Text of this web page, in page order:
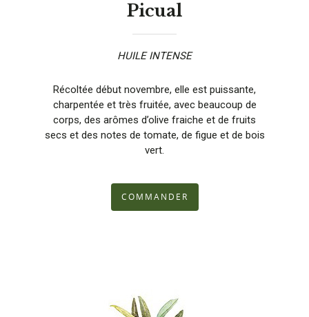
Picual
HUILE INTENSE
Récoltée début novembre, elle est puissante,
charpentée et très fruitée, avec beaucoup de
corps, des arômes d’olive fraiche et de fruits
secs et des notes de tomate, de figue et de bois
vert.
COMMANDER